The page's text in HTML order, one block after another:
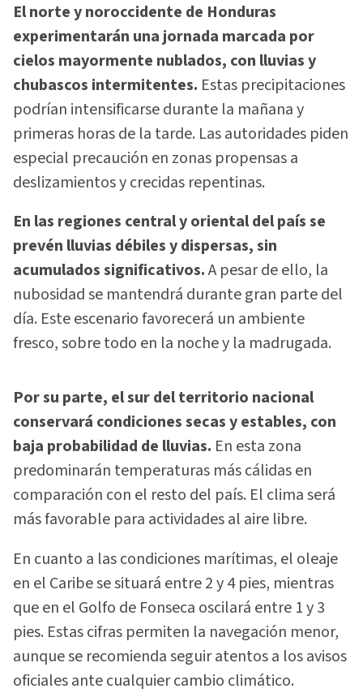
El norte y noroccidente de Honduras
experimentarán una jornada marcada por
cielos mayormente nublados, con lluvias y
chubascos intermitentes. Estas precipitaciones
podrían intensificarse durante la mañana y
primeras horas de la tarde. Las autoridades piden
especial precaución en zonas propensas a
deslizamientos y crecidas repentinas.
En las regiones central y oriental del país se
prevén lluvias débiles y dispersas, sin
acumulados significativos.A pesar de ello, la
nubosidad se mantendrá durante gran parte del
día. Este escenario favorecerá un ambiente
fresco, sobre todo en la noche y la madrugada.
Por su parte, el sur del territorio nacional
conservará condiciones secas y estables, con
baja probabilidad de lluvias. En esta zona
predominarán temperaturas más cálidas en
comparación con el resto del país. El clima será
más favorable para actividades al aire libre.
En cuanto a las condiciones marítimas, el oleaje
en el Caribe se situará entre 2 y 4 pies, mientras
que en el Golfo de Fonseca oscilará entre 1 y 3
pies. Estas cifras permiten la navegación menor,
aunque se recomienda seguir atentos a los avisos
oficiales ante cualquier cambio climático.